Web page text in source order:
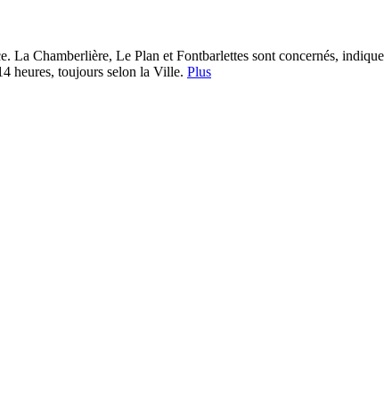
Chamberlière, Le Plan et Fontbarlettes sont concernés,
heures, toujours selon la Ville. Plus